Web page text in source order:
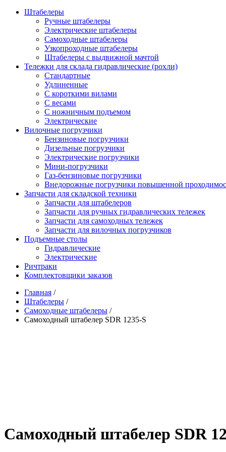
Штабелеры
Ручные штабелеры
Электрические штабелеры
Самоходные штабелеры
Узкопроходные штабелеры
Штабелеры с выдвижной мачтой
Тележки для склада гидравлические (рохли)
Стандартные
Удлиненные
С короткими вилами
С весами
С ножничным подъемом
Электрические
Вилочные погрузчики
Бензиновые погрузчики
Дизельные погрузчики
Электрические погрузчики
Мини-погрузчики
Газ-бензиновые погрузчики
Внедорожные погрузчики повышенной
Запчасти для складской техники
Запчасти для штабелеров
Запчасти для ручных гидравлических тележек
Запчасти для самоходных тележек
Запчасти для вилочных погрузчиков
Подъемные столы
Гидравлические
Электрические
Ричтраки
Комплектовщики заказов
Главная /
Штабелеры /
Самоходные штабелеры /
Самоходный штабелер SDR 1235-S
Самоходный штабелер SDR